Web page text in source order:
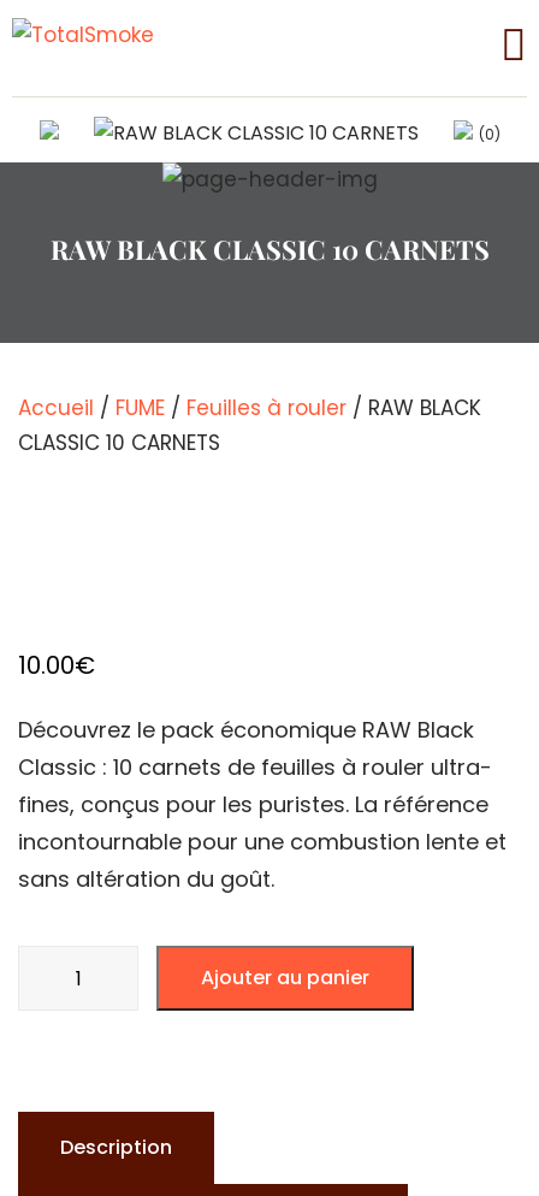
(0)
RAW BLACK CLASSIC 10 CARNETS
Accueil / FUME / Feuilles à rouler / RAW BLACK
CLASSIC 10 CARNETS
10.00€
Découvrez le pack économique RAW Black
Classic : 10 carnets de feuilles à rouler ultra-
fines, conçus pour les puristes. La référence
incontournable pour une combustion lente et
sans altération du goût.
Ajouter au panier
Description